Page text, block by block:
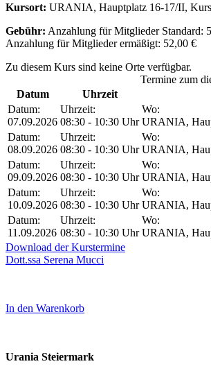
Kursort: URANIA, Hauptplatz 16-17/II,
Gebühr: Anzahlung für Mitglieder Standard:
Anzahlung für Mitglieder ermäßigt: 52,00 €
Zu diesem Kurs sind keine Orte verfügbar.
Termine zum
Datum
Uhrzeit
Datum:
07.09.2026
Uhrzeit:
08:30 - 10:30 Uhr
Wo:
URANIA,
Datum:
08.09.2026
Uhrzeit:
08:30 - 10:30 Uhr
Wo:
URANIA,
Datum:
09.09.2026
Uhrzeit:
08:30 - 10:30 Uhr
Wo:
URANIA,
Datum:
10.09.2026
Uhrzeit:
08:30 - 10:30 Uhr
Wo:
URANIA,
Datum:
11.09.2026
Uhrzeit:
08:30 - 10:30 Uhr
Wo:
URANIA,
Download der Kurstermine
Dott.ssa Serena Mucci
In den Warenkorb
Urania Steiermark